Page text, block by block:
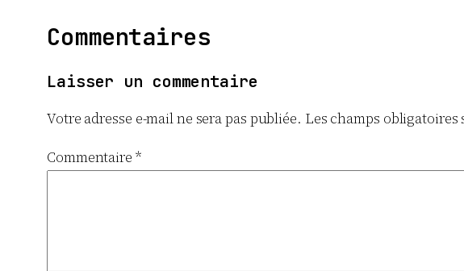
Commentaires
Laisser un commentaire
Votre adresse e-mail ne sera pas publiée. Les champs obligatoires
Commentaire *